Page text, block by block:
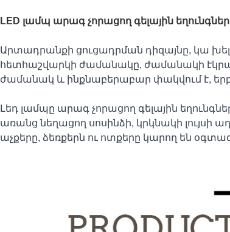
LED լամպ արագ չորացող գելային
Արտադրանքի ցուցադրման դիզայնը, կա
հետհաշվարկի ժամանակը, ժամանակի
ժամանակ և ինքնաբերաբար փակվում է, երբ
Լեդ լամպը արագ չորացող գելային
առանց նեղացող սոսինձի, կրկնակի լույսի
աչքերը, ձեռքերն ու ոտքերը կարող են